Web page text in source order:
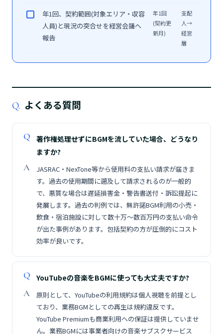
年1回、契約範囲(対象エリア・収容
人員)と現況の突合せを経営会議へ
報告
年1回
(契約更
新月)
支配
人→
経営
層
Q. よくある質問
著作権処理せずにBGMを流していた場合、どうなり
ますか?
JASRAC・NexTone等から使用料の支払い請求が届きま
す。過去の使用期間に遡及して請求されるのが一般的
で、悪質な場合は遅延損害金・警告書送付・訴訟提起に
発展します。過去の判例では、無許諾BGM利用の小売・
飲食・宿泊施設に対して数十万〜数百万円の支払い命令
が出た事例があります。包括契約の方が圧倒的にコスト
効率が良いです。
YouTubeの音楽をBGMに使っても大丈夫ですか?
原則として、YouTubeの利用規約は個人視聴を前提とし
ており、業務BGMとしての再生は規約違反です。
YouTube Premiumも商業利用への保証は提供していませ
ん。業務BGMには事業者向けの音楽サブスクサービス